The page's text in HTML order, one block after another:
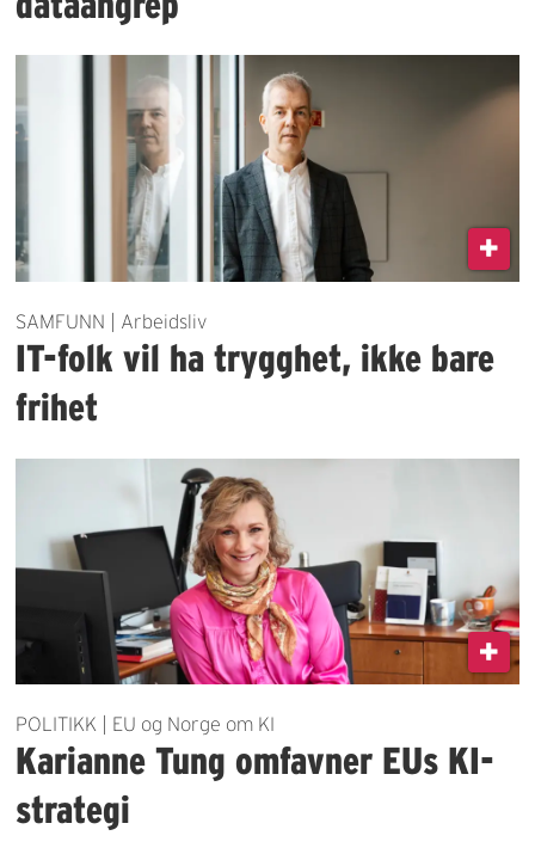
SAMFUNN | Arbeidsliv
IT-folk vil ha trygghet, ikke bare
frihet
POLITIKK | EU og Norge om KI
Karianne Tung omfavner EUs KI-
strategi